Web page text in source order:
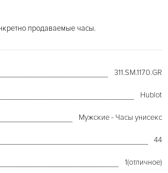
продаваемые часы.
311.SM.1170.GR
Hublot
Мужские - Часы унисекс
44
1(отличное)